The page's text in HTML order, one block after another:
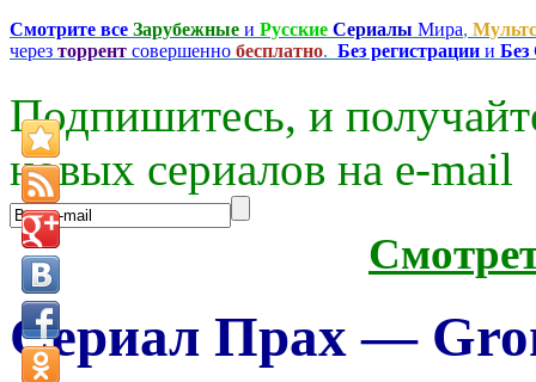
Смотрите все Зарубежные и Русские Сериалы Мира,
через торрент совершенно бесплатно. Без регистрации и
Подпишитесь, и
новых сериалов на e-mаil
Сериал Прах —